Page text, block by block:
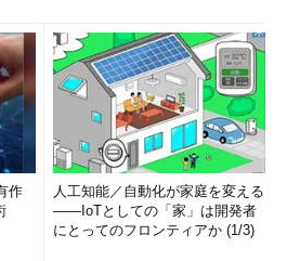
作
人工知能／自動化が家庭を変える
――IoTとしての「家」は開発者
にとってのフロンティアか (1/3)